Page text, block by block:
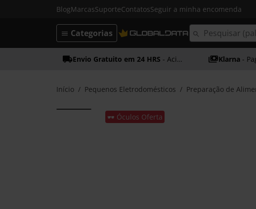
BlogMarcasSuporteContatosSeguir a minha encomenda
Categorias
Envio Gratuito em 24 HRS - Acima dos 50€ Klarna -
Início Pequenos Eletrodomésticos Preparação de
🕶️ Óculos Oferta